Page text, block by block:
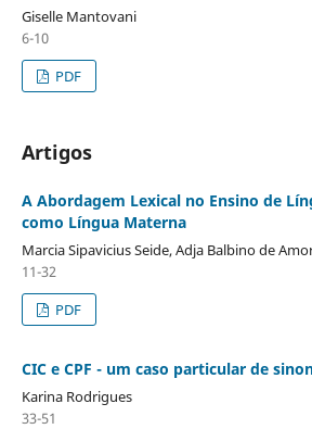
Giselle Mantovani
6-10
PDF
Artigos
A Abordagem Lexical no Ensino de
como Língua Materna
Marcia Sipavicius Seide, Adja Balbino de
11-32
PDF
CIC e CPF - um caso particular de
Karina Rodrigues
33-51